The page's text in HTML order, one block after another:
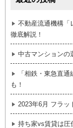
不動産流通機構「
徹底解説！
中古マンションの
「相鉄・東急直
も！
2023年6月 フラッ
持ち家vs賃貸は圧